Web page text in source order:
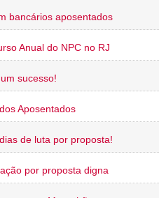
bancários aposentados
Anual do NPC no RJ
sucesso!
Aposentados
de luta por proposta!
por proposta digna